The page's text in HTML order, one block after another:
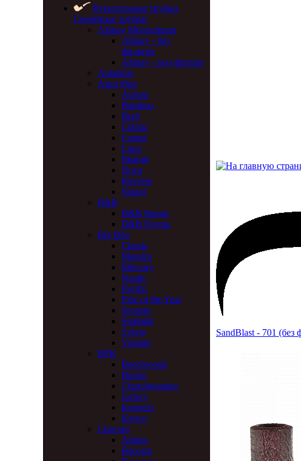
Курительные трубки
Серийные трубки
Altinay Meerschaum
Altinay - без
фильтра
Altinay - под фильтр
Amadeus
Astra Pipe
Aurora
Bamboo
Berk
Classic
Comet
Luna
Magnit
Nova
Reverse
Spigot
B&B
B&B Бриар
B&B Груша
Big Ben
Classic
Maestro
Mercury
Nautic
Pacific
Pipe of the Year
Scorpio
Starlight
Sylvia
Vintage
BPK
Beechwood
Bonzo
Churchwarden
Jockey
Kenvelo
Kenyo
Chacom
Alpina
Baccara
SandBlast - 701 (без